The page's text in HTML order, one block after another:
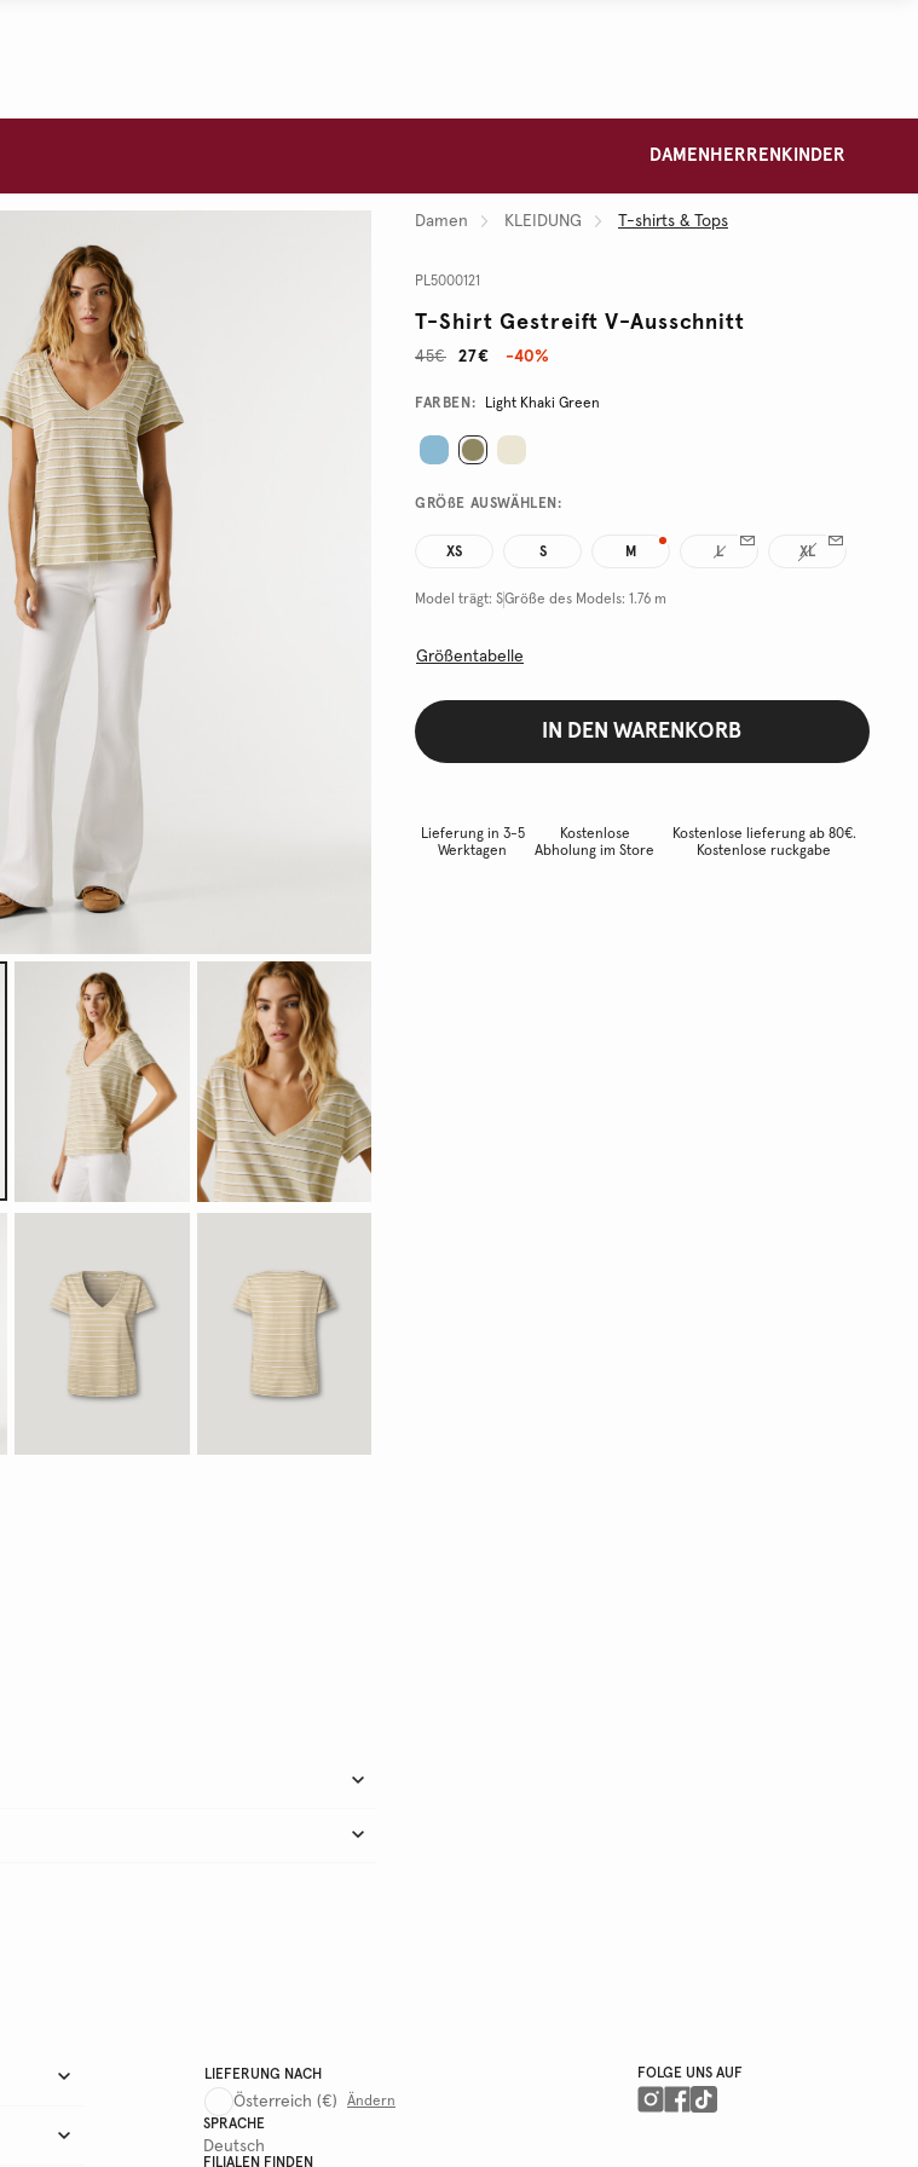
DAMEN HERREN KINDER
Damen KLEIDUNG T-shirts & Tops
PL5000121
T-Shirt Gestreift V-Ausschnitt
27€
45€ -40%
Promotions
Variations
FARBEN: Light Khaki Green
GRÖßE AUSWÄHLEN:
XS S M L XL
Model trägt: SGröße des Models: 1.76 m
Größentabelle
IN DEN WARENKORB
Lieferung in 3-5
Werktagen
Kostenlose
Abholung im Store
Kostenlose lieferung ab 80€.
Kostenlose ruckgabe
LIEFERUNG NACH
Österreich (€)
Ändern
SPRACHE
Deutsch
FILIALEN FINDEN
FOLGE UNS AUF